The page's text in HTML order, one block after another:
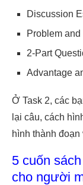
Discussion
Problem
2-Part
Advantage
Ở Task 2, các
lại câu, cách
hình thành
5 cuốn
cho người